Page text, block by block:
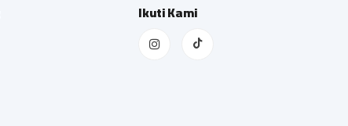
Ikuti Kami